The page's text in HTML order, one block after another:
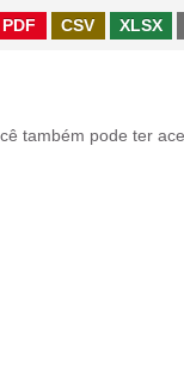
PDF CSV XLSX
também pode ter